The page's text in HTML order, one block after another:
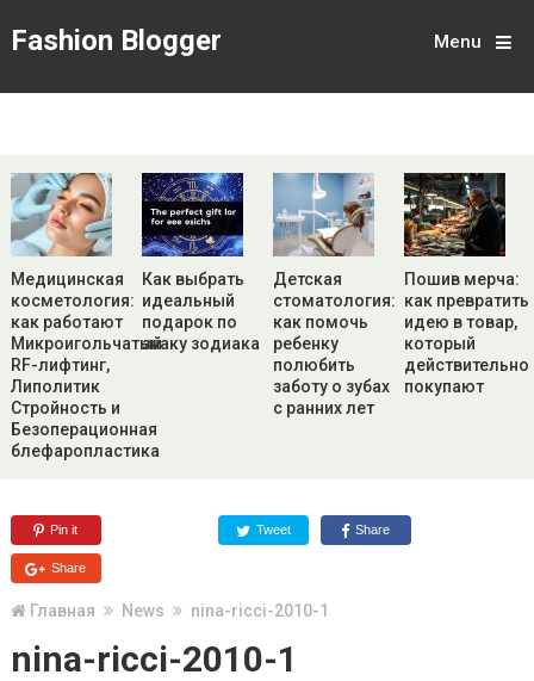
Fashion Blogger Menu
Медицинская
косметология:
как работают
Микроигольчатый
RF-лифтинг,
Липолитик
Стройность и
Безоперационная
блефаропластика
Как выбрать
идеальный
подарок по
знаку зодиака
Детская
стоматология:
как помочь
ребенку
полюбить
заботу о зубах
с ранних лет
Пошив мерча:
как превратить
идею в товар,
который
действительно
покупают
Pin it Tweet Share
Share
Главная News nina-ricci-2010-1
nina-ricci-2010-1